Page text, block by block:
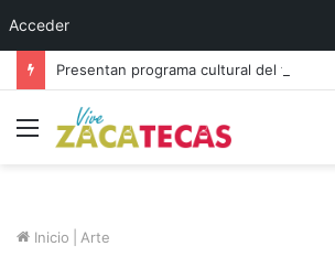
Acceder
Menú
Inicio Arte